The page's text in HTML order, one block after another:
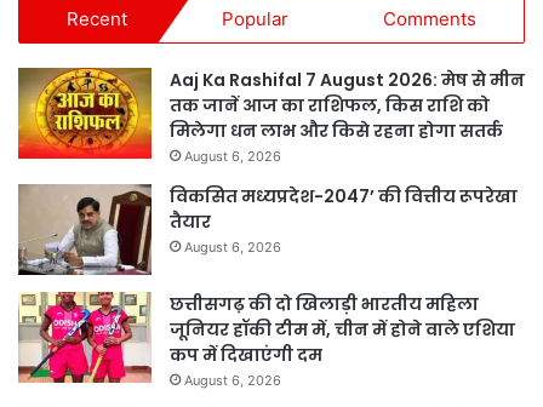
Recent Popular Comments
Aaj Ka Rashifal 7 August 2026: मेष से मीन
तक जानें आज का राशिफल, किस राशि को
मिलेगा धन लाभ और किसे रहना होगा सतर्क
August 6, 2026
विकसित मध्यप्रदेश-2047’ की वित्तीय रूपरेखा
तैयार
August 6, 2026
छत्तीसगढ़ की दो खिलाड़ी भारतीय महिला
जूनियर हॉकी टीम में, चीन में होने वाले एशिया
कप में दिखाएंगी दम
August 6, 2026